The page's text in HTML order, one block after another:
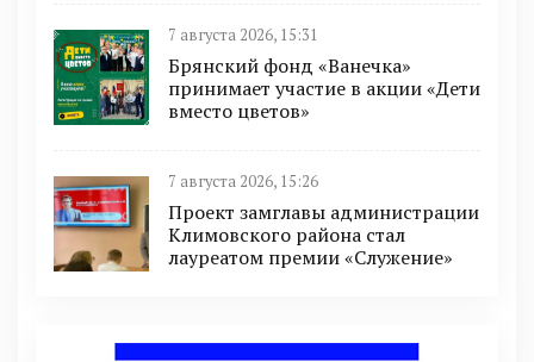
7 августа 2026, 15:31
Брянский фонд «Ванечка»
принимает участие в акции «Дети
вместо цветов»
7 августа 2026, 15:26
Проект замглавы администрации
Климовского района стал
лауреатом премии «Служение»